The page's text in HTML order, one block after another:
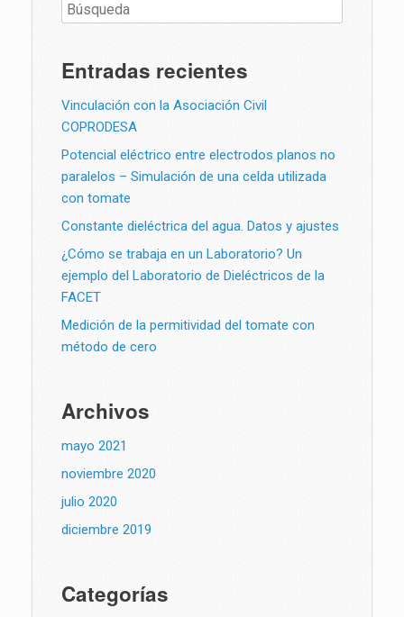
Entradas recientes
Vinculación con la Asociación Civil
COPRODESA
Potencial eléctrico entre electrodos planos no
paralelos – Simulación de una celda utilizada
con tomate
Constante dieléctrica del agua. Datos y ajustes
¿Cómo se trabaja en un Laboratorio? Un
ejemplo del Laboratorio de Dieléctricos de la
FACET
Medición de la permitividad del tomate con
método de cero
Archivos
mayo 2021
noviembre 2020
julio 2020
diciembre 2019
Categorías